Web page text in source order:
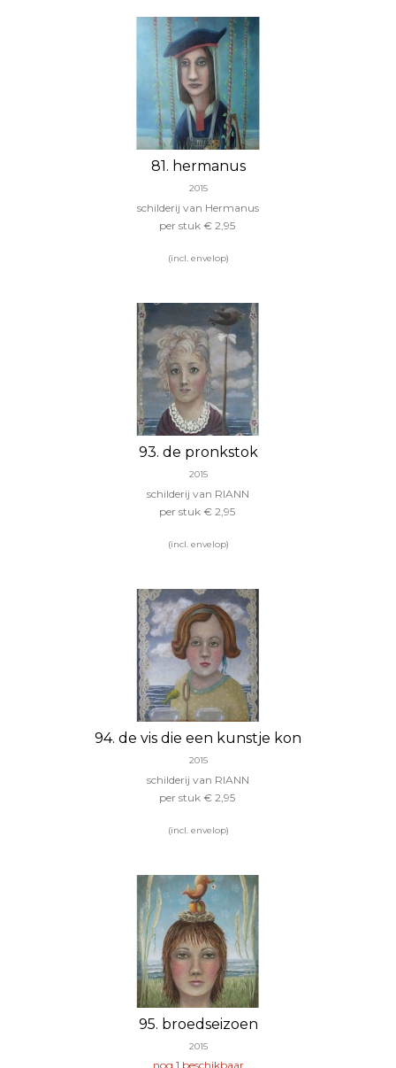
81. hermanus
2015
schilderij van Hermanus
per stuk € 2,95
(incl. envelop)
93. de pronkstok
2015
schilderij van RIANN
per stuk € 2,95
(incl. envelop)
94. de vis die een kunstje kon
2015
schilderij van RIANN
per stuk € 2,95
(incl. envelop)
95. broedseizoen
2015
nog 1 beschikbaar